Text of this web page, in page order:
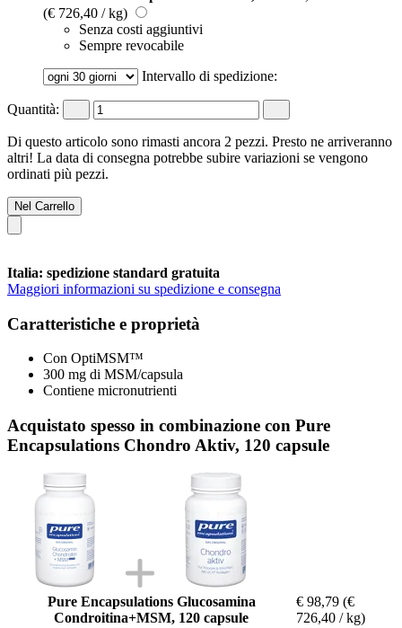
(€ 726,40 / kg)
Senza costi aggiuntivi
Sempre revocabile
Intervallo di spedizione:
Quantità:
Di questo articolo sono rimasti ancora 2 pezzi. Presto ne arriveranno
altri! La data di consegna potrebbe subire variazioni se vengono
ordinati più pezzi.
Nel Carrello
Italia: spedizione standard gratuita
Maggiori informazioni su spedizione e consegna
Caratteristiche e proprietà
Con OptiMSM™
300 mg di MSM/capsula
Contiene micronutrienti
Acquistato spesso in combinazione con Pure
Encapsulations Chondro Aktiv, 120 capsule
Pure Encapsulations Glucosamina
Condroitina+MSM, 120 capsule
€ 98,79 (€
726,40 / kg)